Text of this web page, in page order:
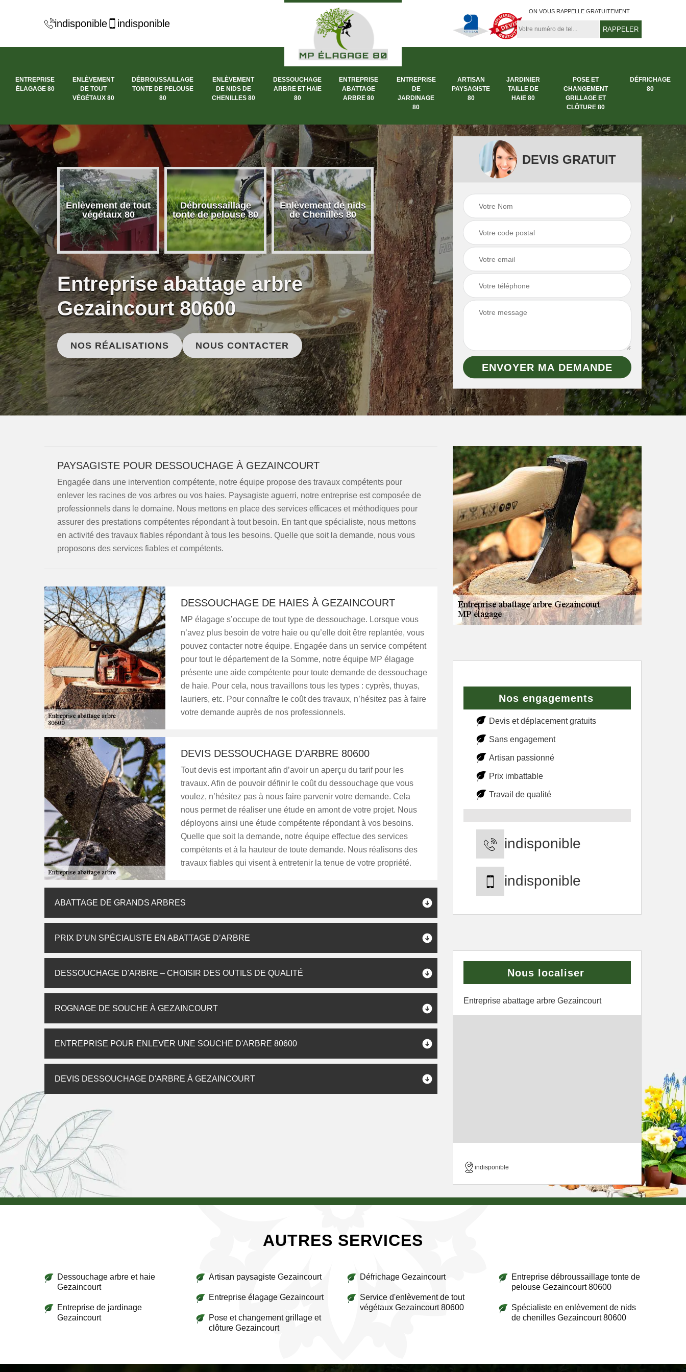
indisponible indisponible
ON VOUS RAPPELLE GRATUITEMENT
ENTREPRISE
ÉLAGAGE 80
ENLÈVEMENT
DE TOUT
VÉGÉTAUX 80
DÉBROUSSAILLAGE
TONTE DE PELOUSE
80
ENLÈVEMENT
DE NIDS DE
CHENILLES 80
DESSOUCHAGE
ARBRE ET HAIE
80
ENTREPRISE
ABATTAGE
ARBRE 80
ENTREPRISE
DE
JARDINAGE
80
ARTISAN
PAYSAGISTE
80
JARDINIER
TAILLE DE
HAIE 80
POSE ET
CHANGEMENT
GRILLAGE ET
CLÔTURE 80
DÉFRICHAGE
80
élagage
Enlèvement de tout
végétaux 80
Débroussaillage
tonte de pelouse 80
Enlèvement de nids
de Chenilles 80
Dessouchage arbre
et haie 80
Entreprise abattage
Entreprise de
jardinage 80
Entreprise abattage arbre
Gezaincourt 80600
NOS RÉALISATIONS NOUS CONTACTER
DEVIS GRATUIT
PAYSAGISTE POUR DESSOUCHAGE À GEZAINCOURT
Engagée dans une intervention compétente, notre équipe propose des travaux compétents pour
enlever les racines de vos arbres ou vos haies. Paysagiste aguerri, notre entreprise est composée de
professionnels dans le domaine. Nous mettons en place des services efficaces et méthodiques pour
assurer des prestations compétentes répondant à tout besoin. En tant que spécialiste, nous mettons
en activité des travaux fiables répondant à tous les besoins. Quelle que soit la demande, nous vous
proposons des services fiables et compétents.
DESSOUCHAGE DE HAIES À GEZAINCOURT
MP élagage s’occupe de tout type de dessouchage. Lorsque vous
n’avez plus besoin de votre haie ou qu’elle doit être replantée, vous
pouvez contacter notre équipe. Engagée dans un service compétent
pour tout le département de la Somme, notre équipe MP élagage
présente une aide compétente pour toute demande de dessouchage
de haie. Pour cela, nous travaillons tous les types : cyprès, thuyas,
lauriers, etc. Pour connaître le coût des travaux, n’hésitez pas à faire
votre demande auprès de nos professionnels.
DEVIS DESSOUCHAGE D'ARBRE 80600
Tout devis est important afin d’avoir un aperçu du tarif pour les
travaux. Afin de pouvoir définir le coût du dessouchage que vous
voulez, n’hésitez pas à nous faire parvenir votre demande. Cela
nous permet de réaliser une étude en amont de votre projet. Nous
déployons ainsi une étude compétente répondant à vos besoins.
Quelle que soit la demande, notre équipe effectue des services
compétents et à la hauteur de toute demande. Nous réalisons des
travaux fiables qui visent à entretenir la tenue de votre propriété.
ABATTAGE DE GRANDS ARBRES
PRIX D’UN SPÉCIALISTE EN ABATTAGE D’ARBRE
DESSOUCHAGE D'ARBRE – CHOISIR DES OUTILS DE QUALITÉ
ROGNAGE DE SOUCHE À GEZAINCOURT
ENTREPRISE POUR ENLEVER UNE SOUCHE D'ARBRE 80600
DEVIS DESSOUCHAGE D'ARBRE À GEZAINCOURT
Nos engagements
Devis et déplacement gratuits
Sans engagement
Artisan passionné
Prix imbattable
Travail de qualité
indisponible
indisponible
Nous localiser
Entreprise abattage arbre Gezaincourt
indisponible
AUTRES SERVICES
Dessouchage arbre et haie
Gezaincourt
Entreprise de jardinage
Gezaincourt
Artisan paysagiste Gezaincourt
Entreprise élagage Gezaincourt
Pose et changement grillage et
clôture Gezaincourt
Défrichage Gezaincourt
Service d'enlèvement de tout
végétaux Gezaincourt 80600
Entreprise débroussaillage tonte de
pelouse Gezaincourt 80600
Spécialiste en enlèvement de nids
de chenilles Gezaincourt 80600